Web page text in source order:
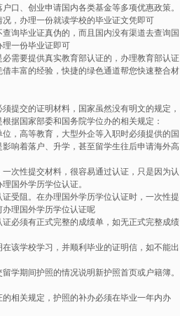
口、创业申请国内各类基金等多项优惠政策。
，办理一份就读学校的毕业证文凭即可
询毕业证真伪的，而且国内没有渠道去查询国
一份毕业证即可
需要提供真实教育部认证的，办理教育部认证
丰富的经验，快捷的绿色通道帮您快速整合材
提交的证明材料，国家虽然没有明文的规定，
据国家部委和国务院学位办的相关规定：
，高等教育，大型外企等入职时必须提供的国
响着落户、升学，甚至留学生往后申请海外高
次性提交材料，很容易通过认证，只是因为认
国外学历学位认证。
受阻。在办理国外学历学位认证时，一次性提
理国外学历学位认证呢
必须有正式完整的成绩单，如无正式完整成绩
该学校学习，并顺利毕业的证明信，如不能出
学期间护照的情况说明新护照首页或户籍簿。
相关规定，护照的补办必须在毕业一年内办